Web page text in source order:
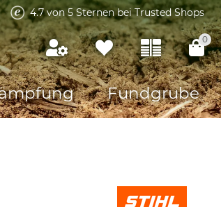
4.7 von 5 Sternen bei Trusted Shops
0
Fundgrube